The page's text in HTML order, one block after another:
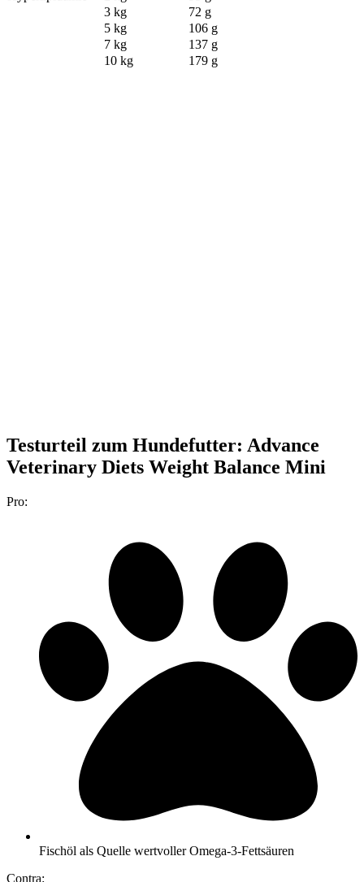
3 kg
72 g
5 kg
106 g
7 kg
137 g
10 kg
179 g
Testurteil zum Hundefutter: Advance
Veterinary Diets Weight Balance Mini
Pro:
Fischöl als Quelle wertvoller Omega-3-Fettsäuren
Contra: